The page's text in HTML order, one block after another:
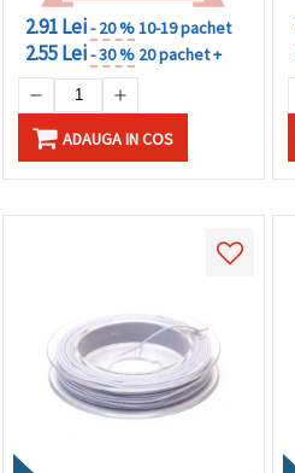
2.91 Lei- 20 %10-19 pachet
2.55 Lei- 30 % 20 pachet +
ADAUGA IN COS